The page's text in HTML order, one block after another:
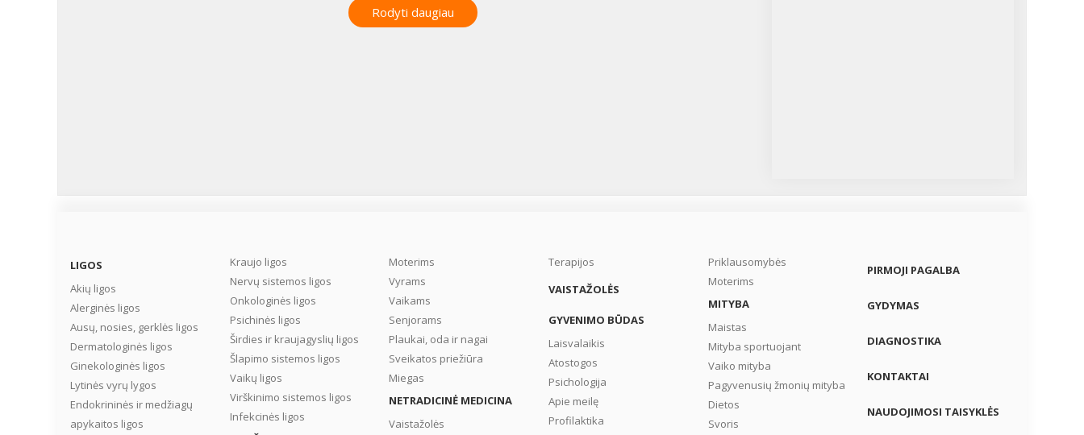
Rodyti daugiau
LIGOS
Akių ligos
Alerginės ligos
Ausų, nosies, gerklės ligos
Dermatologinės ligos
Ginekologinės ligos
Lytinės vyrų lygos
Endokrininės ir medžiagų
apykaitos ligos
Kraujo ligos
Nervų sistemos ligos
Onkologinės ligos
Psichinės ligos
Širdies ir kraujagyslių ligos
Šlapimo sistemos ligos
Vaikų ligos
Virškinimo sistemos ligos
Infekcinės ligos
Moterims
Vyrams
Vaikams
Senjorams
Plaukai, oda ir nagai
Sveikatos priežiūra
Miegas
NETRADICINĖ MEDICINA
Vaistažolės
Terapijos
VAISTAŽOLĖS
GYVENIMO BŪDAS
Laisvalaikis
Atostogos
Psichologija
Apie meilę
Profilaktika
Priklausomybės
Moterims
MITYBA
Maistas
Mityba sportuojant
Vaiko mityba
Pagyvenusių žmonių mityba
Dietos
Svoris
PIRMOJI PAGALBA
GYDYMAS
DIAGNOSTIKA
KONTAKTAI
NAUDOJIMOSI TAISYKLĖS